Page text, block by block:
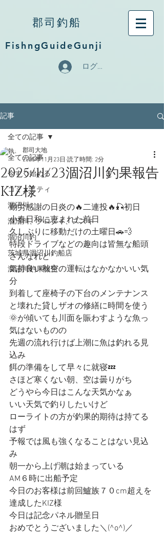
郡司釣船
FishngGuideGunji
ログイン
記事
全ての記事
今すぐ始める
コミュニティ
涸沼川
涸沼川、クロダイ、スズキ
涸沼川釣
茨城県涸沼川釣船店
涸沼川釣果報告
全ての記事
2025/11/23涸沼川釣果報告
KIZ様
郡司大地
2025年11月23日 読了時間: 2分
勤労感謝の日炎の🔥二連投🔥🎣初日
小春日和に恵まれた前日
久しぶりに移動だけの土曜日🚗💨
特段ドライブなどの趣向は皆無な船頭
さんなれど
気持良い秋空の運転はなかなかいい気
分
到着して座椅子の下台のメンテナンス
と壊れた貸しザオの修繕に時間を使う
🌞が傾いても川面を賑わすような魚っ
気はないものの
先週の流れ行けば上潮に魚は釣れる見
込み
餌の準備をして早々に就寝💤
さほど寒くない朝、空は曇りがち
どうやら今日はこんな天気かなぁ
いい天気で釣りしたいけど
ローライトの方が釣果的期待は持てる
はず
予報では風も強くなることはない見込
み
朝一から上げ潮は始まっている
AM６時に出船予定
今日のお客様は前回鱸族７０cm超えを
達成したKIZ様
今日は記念パネル贈呈日
おめでとうございました＼(^o^)／